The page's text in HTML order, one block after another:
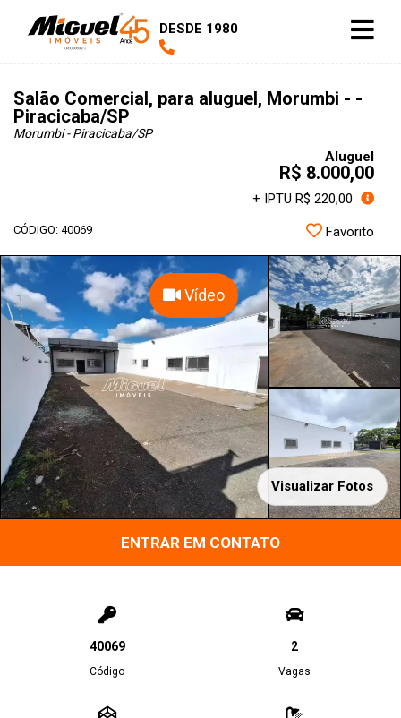
DESDE 1980
Salão Comercial, para aluguel, Morumbi - -
Piracicaba/SP
Morumbi - Piracicaba/SP
Aluguel
R$ 8.000,00
+ IPTU R$ 220,00
CÓDIGO: 40069 Favorito
Visualizar Fotos
Vídeo
ENTRAR EM CONTATO
40069
Código
2
Vagas